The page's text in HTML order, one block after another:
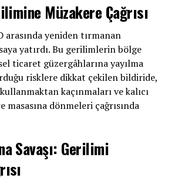
Müzakere Çağrısı
yeniden tırmanan
yatırdı. Bu gerilimlerin bölge
ticaret güzergâhlarına yayılma
risklere dikkat çekilen bildiride,
kaçınmaları ve kalıcı
masasına dönmeleri çağrısında
Savaşı: Gerilimi